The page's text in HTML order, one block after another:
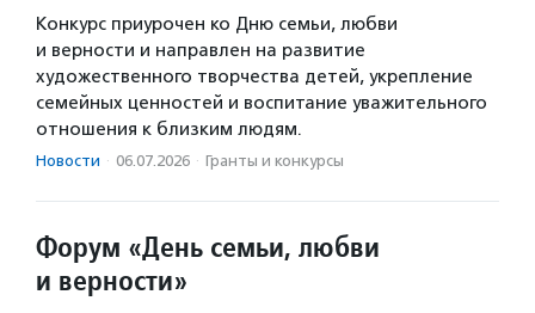
Конкурс приурочен ко Дню семьи, любви
и верности и направлен на развитие
художественного творчества детей, укрепление
семейных ценностей и воспитание уважительного
отношения к близким людям.
Новости · 06.07.2026 · Гранты и конкурсы
Форум «День семьи, любви
и верности»